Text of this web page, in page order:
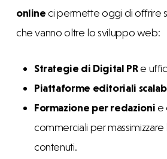
onlineci permette oggi di offrire
che vanno oltre lo sviluppo web:
Strategie di Digital PRe
Piattaforme editoriali
Formazione per redazionie
commerciali per massimizzare
contenuti.